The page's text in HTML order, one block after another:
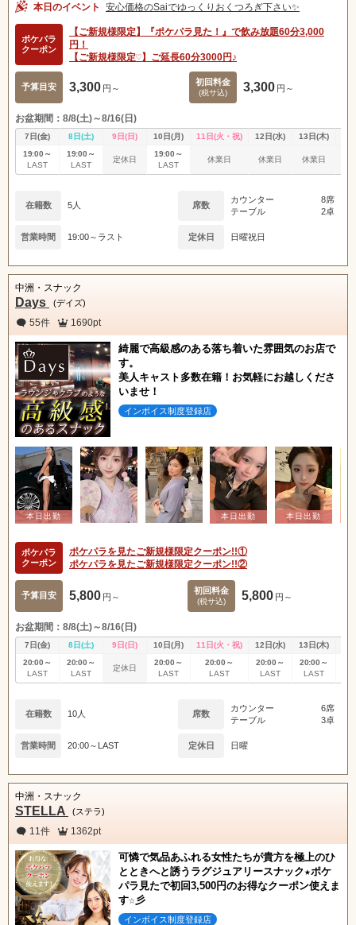
本日のイベント 安心価格のSaiでゆっくりおくつろぎ下さい✨
ポケパラ
クーポン
【ご新規様限定】『ポケパラ見た！』で飲み放題60分3,000
円！
【ご新規様限定♡】ご延長60分3000円♪
予算目安 3,300 円～
初回料金
(税サ込) 3,300 円～
お盆期間：8/8(土)～8/16(日)
7日(金) 8日(土) 9日(日) 10日(月) 11日(火・祝) 12日(水) 13日(木)
19:00～
LAST
19:00～
LAST
定休日
19:00～
LAST
休業日 休業日 休業日
在籍数 5人 席数
カウンター
8席
テーブル
2卓
営業時間 19:00～ラスト 定休日 日曜祝日
中洲・スナック
Days (デイズ)
55件 1690pt
綺麗で高級感のある落ち着いた雰囲気のお店で
す。
美人キャスト多数在籍！お気軽にお越しくださ
いませ！
インボイス制度登録店
ポケパラ
クーポン
ポケパラを見たご新規様限定クーポン!!①
ポケパラを見たご新規様限定クーポン!!②
予算目安 5,800 円～
初回料金
(税サ込) 5,800 円～
お盆期間：8/8(土)～8/16(日)
7日(金) 8日(土) 9日(日) 10日(月) 11日(火・祝) 12日(水) 13日(木)
20:00～
LAST
20:00～
LAST
定休日
20:00～
LAST
20:00～
LAST
20:00～
LAST
20:00～
LAST
在籍数 10人 席数
カウンター
6席
テーブル
3卓
営業時間 20:00～LAST 定休日 日曜
中洲・スナック
STELLA (ステラ)
11件 1362pt
可憐で気品あふれる女性たちが貴方を極上のひ
とときへと誘うラグジュアリースナック★ポケ
パラ見たで初回3,500円のお得なクーポン使えま
す☆彡
インボイス制度登録店